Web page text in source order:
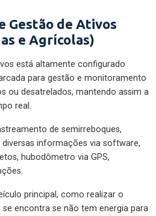
Gestão de Ativos
e Agrícolas)
está altamente configurado
para gestão e monitoramento
ou desatrelados, mantendo assim a
real.
de semirreboques,
informações via software,
hubodômetro via GPS,
principal, como realizar o
encontra se não tem energia para